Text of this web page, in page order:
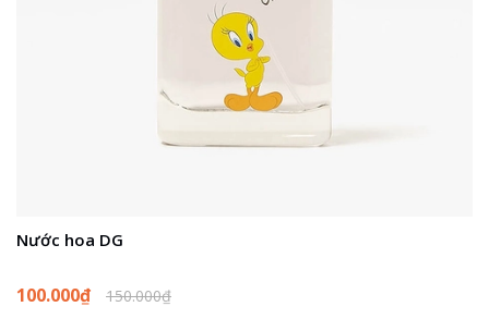
Nước hoa DG
100.000₫ 150.000₫